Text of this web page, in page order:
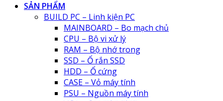
SẢN PHẨM
BUILD PC – Linh kiện PC
MAINBOARD – Bo mạch chủ
CPU – Bộ vi xử lý
RAM – Bộ nhớ trong
SSD – Ổ rắn SSD
HDD – Ổ cứng
CASE – Vỏ máy tính
PSU – Nguồn máy tính